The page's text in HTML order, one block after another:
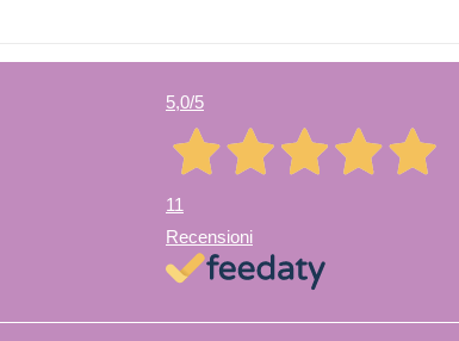
5,0/5
11
Recensioni